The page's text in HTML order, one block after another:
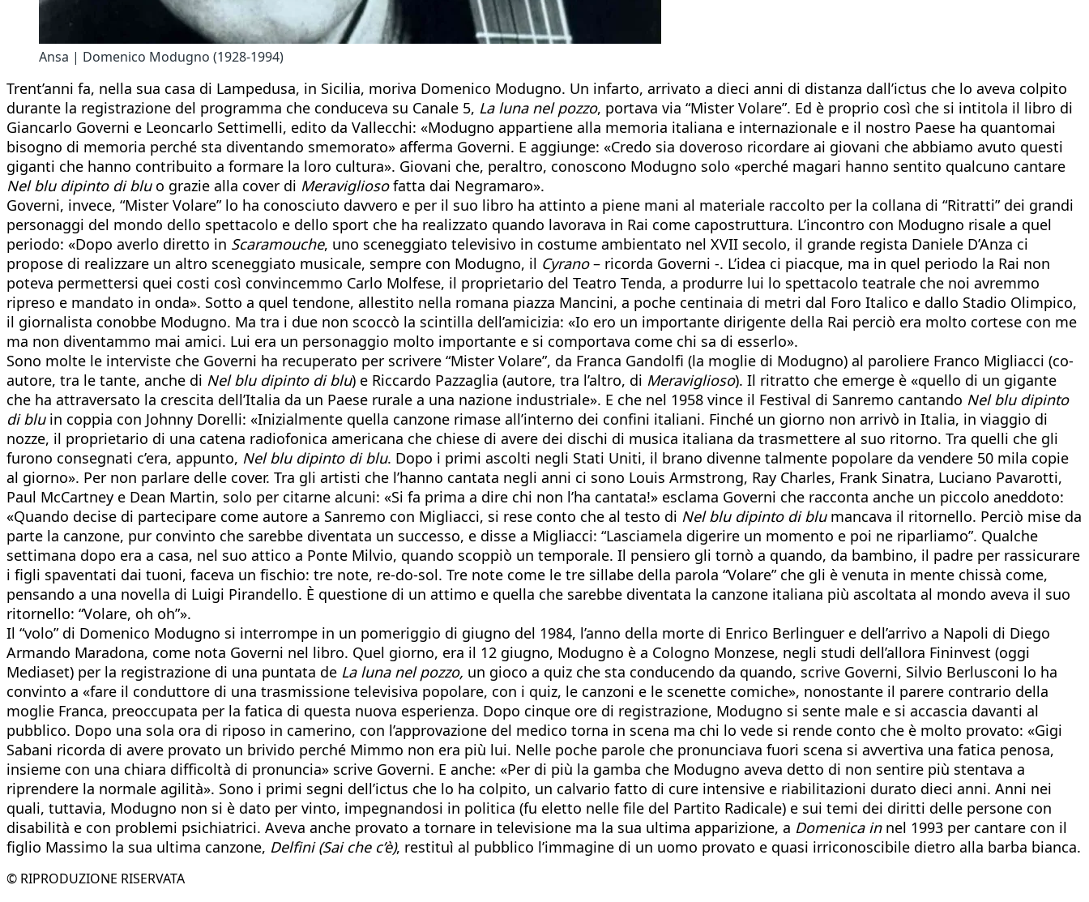
Ansa | Domenico Modugno (1928-1994)
Trent’anni fa, nella sua casa di Lampedusa, in Sicilia, moriva Domenico Modugno. Un infarto, arrivato a dieci anni di distanza dall’ictus che lo aveva colpito
durante la registrazione del programma che conduceva su Canale 5, La luna nel pozzo, portava via “Mister Volare”. Ed è proprio così che si intitola il libro di
Giancarlo Governi e Leoncarlo Settimelli, edito da Vallecchi: «Modugno appartiene alla memoria italiana e internazionale e il nostro Paese ha quantomai
bisogno di memoria perché sta diventando smemorato» afferma Governi. E aggiunge: «Credo sia doveroso ricordare ai giovani che abbiamo avuto questi
giganti che hanno contribuito a formare la loro cultura». Giovani che, peraltro, conoscono Modugno solo «perché magari hanno sentito qualcuno cantare
Nel blu dipinto di bluo grazie alla cover di Meravigliosofatta dai Negramaro».
Governi, invece, “Mister Volare” lo ha conosciuto davvero e per il suo libro ha attinto a piene mani al materiale raccolto per la collana di “Ritratti” dei grandi
personaggi del mondo dello spettacolo e dello sport che ha realizzato quando lavorava in Rai come capostruttura. L’incontro con Modugno risale a quel
periodo: «Dopo averlo diretto in Scaramouche, uno sceneggiato televisivo in costume ambientato nel XVII secolo, il grande regista Daniele D’Anza ci
propose di realizzare un altro sceneggiato musicale, sempre con Modugno, il Cyrano– ricorda Governi -. L’idea ci piacque, ma in quel periodo la Rai non
poteva permettersi quei costi così convincemmo Carlo Molfese, il proprietario del Teatro Tenda, a produrre lui lo spettacolo teatrale che noi avremmo
ripreso e mandato in onda». Sotto a quel tendone, allestito nella romana piazza Mancini, a poche centinaia di metri dal Foro Italico e dallo Stadio Olimpico,
il giornalista conobbe Modugno. Ma tra i due non scoccò la scintilla dell’amicizia: «Io ero un importante dirigente della Rai perciò era molto cortese con me
ma non diventammo mai amici. Lui era un personaggio molto importante e si comportava come chi sa di esserlo».
Sono molte le interviste che Governi ha recuperato per scrivere “Mister Volare”, da Franca Gandolfi (la moglie di Modugno) al paroliere Franco Migliacci (co-
autore, tra le tante, anche di Nel blu dipinto di blu) e Riccardo Pazzaglia (autore, tra l’altro, di Meraviglioso). Il ritratto che emerge è «quello di un gigante
che ha attraversato la crescita dell’Italia da un Paese rurale a una nazione industriale». E che nel 1958 vince il Festival di Sanremo cantando Nel blu dipinto
di bluin coppia con Johnny Dorelli: «Inizialmente quella canzone rimase all’interno dei confini italiani. Finché un giorno non arrivò in Italia, in viaggio di
nozze, il proprietario di una catena radiofonica americana che chiese di avere dei dischi di musica italiana da trasmettere al suo ritorno. Tra quelli che gli
furono consegnati c’era, appunto, Nel blu dipinto di blu. Dopo i primi ascolti negli Stati Uniti, il brano divenne talmente popolare da vendere 50 mila copie
al giorno». Per non parlare delle cover. Tra gli artisti che l’hanno cantata negli anni ci sono Louis Armstrong, Ray Charles, Frank Sinatra, Luciano Pavarotti,
Paul McCartney e Dean Martin, solo per citarne alcuni: «Si fa prima a dire chi non l’ha cantata!» esclama Governi che racconta anche un piccolo aneddoto:
«Quando decise di partecipare come autore a Sanremo con Migliacci, si rese conto che al testo di Nel blu dipinto di blumancava il ritornello. Perciò mise da
parte la canzone, pur convinto che sarebbe diventata un successo, e disse a Migliacci: “Lasciamela digerire un momento e poi ne riparliamo”. Qualche
settimana dopo era a casa, nel suo attico a Ponte Milvio, quando scoppiò un temporale. Il pensiero gli tornò a quando, da bambino, il padre per rassicurare
i figli spaventati dai tuoni, faceva un fischio: tre note, re-do-sol. Tre note come le tre sillabe della parola “Volare” che gli è venuta in mente chissà come,
pensando a una novella di Luigi Pirandello. È questione di un attimo e quella che sarebbe diventata la canzone italiana più ascoltata al mondo aveva il suo
ritornello: “Volare, oh oh”».
Il “volo” di Domenico Modugno si interrompe in un pomeriggio di giugno del 1984, l’anno della morte di Enrico Berlinguer e dell’arrivo a Napoli di Diego
Armando Maradona, come nota Governi nel libro. Quel giorno, era il 12 giugno, Modugno è a Cologno Monzese, negli studi dell’allora Fininvest (oggi
Mediaset) per la registrazione di una puntata de La luna nel pozzo, un gioco a quiz che sta conducendo da quando, scrive Governi, Silvio Berlusconi lo ha
convinto a «fare il conduttore di una trasmissione televisiva popolare, con i quiz, le canzoni e le scenette comiche», nonostante il parere contrario della
moglie Franca, preoccupata per la fatica di questa nuova esperienza. Dopo cinque ore di registrazione, Modugno si sente male e si accascia davanti al
pubblico. Dopo una sola ora di riposo in camerino, con l’approvazione del medico torna in scena ma chi lo vede si rende conto che è molto provato: «Gigi
Sabani ricorda di avere provato un brivido perché Mimmo non era più lui. Nelle poche parole che pronunciava fuori scena si avvertiva una fatica penosa,
insieme con una chiara difficoltà di pronuncia» scrive Governi. E anche: «Per di più la gamba che Modugno aveva detto di non sentire più stentava a
riprendere la normale agilità». Sono i primi segni dell’ictus che lo ha colpito, un calvario fatto di cure intensive e riabilitazioni durato dieci anni. Anni nei
quali, tuttavia, Modugno non si è dato per vinto, impegnandosi in politica (fu eletto nelle file del Partito Radicale) e sui temi dei diritti delle persone con
disabilità e con problemi psichiatrici. Aveva anche provato a tornare in televisione ma la sua ultima apparizione, a Domenica in nel 1993 per cantare con il
figlio Massimo la sua ultima canzone, Delfini (Sai che c’è), restituì al pubblico l’immagine di un uomo provato e quasi irriconoscibile dietro alla barba bianca.
© RIPRODUZIONE RISERVATA